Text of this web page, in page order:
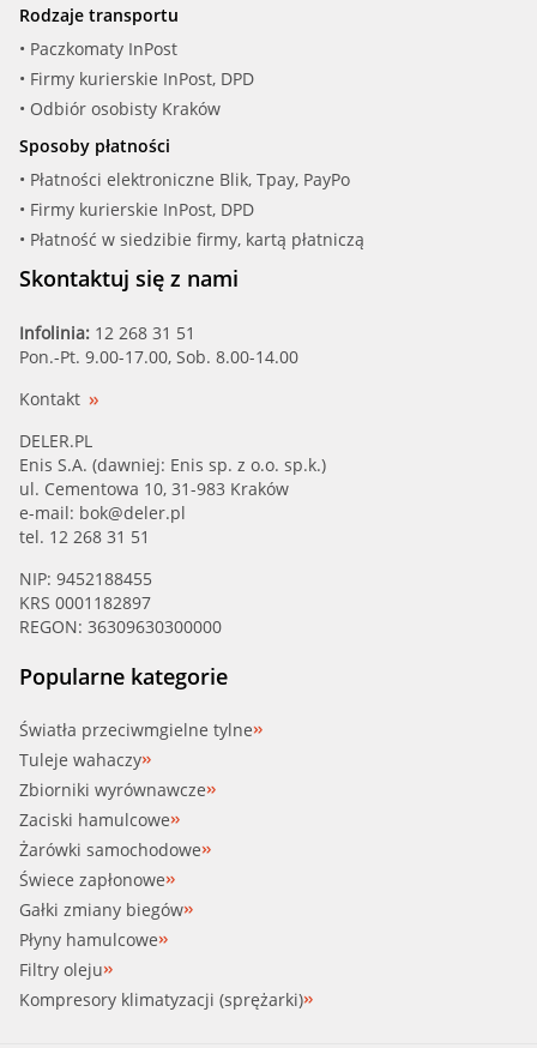
Rodzaje transportu
• Paczkomaty InPost
• Firmy kurierskie InPost, DPD
• Odbiór osobisty Kraków
Sposoby płatności
• Płatności elektroniczne Blik, Tpay, PayPo
• Firmy kurierskie InPost, DPD
• Płatność w siedzibie firmy, kartą płatniczą
Skontaktuj się z nami
Infolinia: 12 268 31 51
Pon.-Pt. 9.00-17.00, Sob. 8.00-14.00
Kontakt
DELER.PL
Enis S.A. (dawniej: Enis sp. z o.o. sp.k.)
ul. Cementowa 10, 31-983 Kraków
e-mail: bok@deler.pl
tel. 12 268 31 51
NIP: 9452188455
KRS 0001182897
REGON: 36309630300000
Popularne kategorie
Światła przeciwmgielne tylne
Tuleje wahaczy
Zbiorniki wyrównawcze
Zaciski hamulcowe
Żarówki samochodowe
Świece zapłonowe
Gałki zmiany biegów
Płyny hamulcowe
Filtry oleju
Kompresory klimatyzacji (sprężarki)